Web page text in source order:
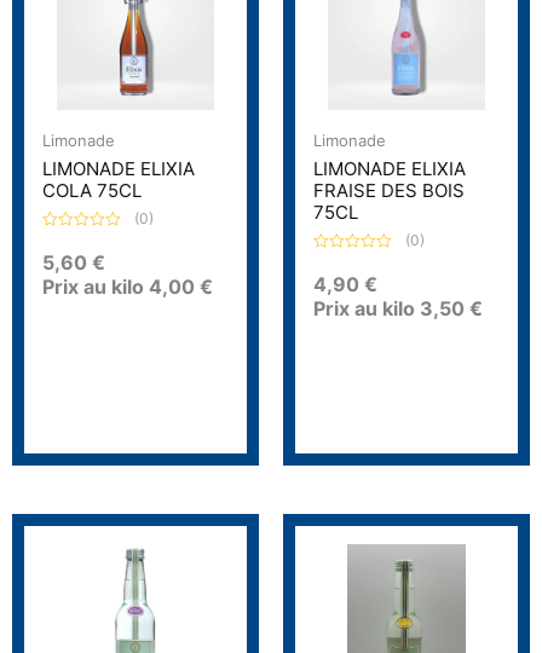
Limonade
LIMONADE ELIXIA
COLA 75CL
o
t
e
0
(0)
5,60 €
Prix au kilo 4,00 €
Limonade
LIMONADE ELIXIA
FRAISE DES BOIS
75CL
o
t
e
0
(0)
4,90 €
Prix au kilo 3,50 €